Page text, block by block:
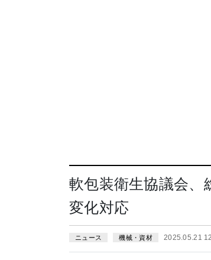
軟包装衛生協議会
変化対応
ニュース 機械・資材 2025.05.21